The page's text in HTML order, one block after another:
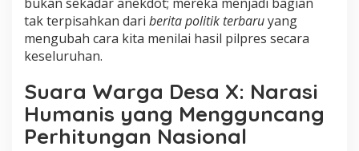
tak terpisahkan dari berita politik terbaruyang
mengubah cara kita menilai hasil pilpres secara
keseluruhan.
Suara Warga Desa X: Narasi
Humanis yang Mengguncang
Perhitungan Nasional